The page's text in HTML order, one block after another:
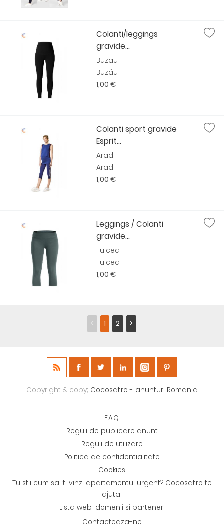
Colanti/leggings
gravide...
Buzau
Buzău
1,00 €
Colanti sport gravide
Esprit...
Arad
Arad
1,00 €
Leggings / Colanti
gravide...
Tulcea
Tulcea
1,00 €
< 1 2 >
Copyright & copy; Cocosat.ro - anunturi Romania
F.A.Q.
Reguli de publicare anunt
Reguli de utilizare
Politica de confidentialitate
Cookies
Tu stii cum sa iti vinzi apartamentul urgent? Cocosat.ro te
ajuta!
Lista web-domenii si parteneri
Contacteaza-ne